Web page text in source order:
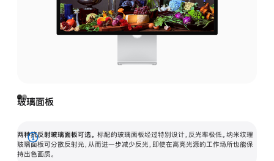
玻璃面板
两种抗反射玻璃面板可选。 标配的玻璃面板经过特别设计，反光率极低。纳米纹理
玻璃面板可分散反射光，从而进一步减少反光，即使在高亮光源的工作场所也能保
持出色画质。
展